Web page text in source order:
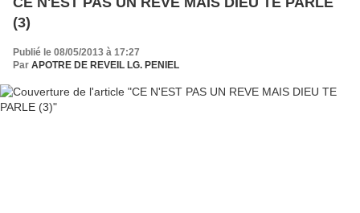
(3)
Publié le 08/05/2013 à 17:27
Par APOTRE DE REVEIL LG. PENIEL